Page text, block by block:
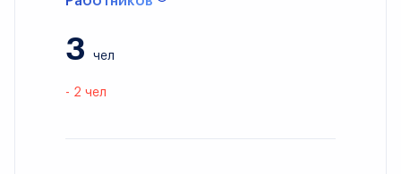
3 чел
- 2 чел